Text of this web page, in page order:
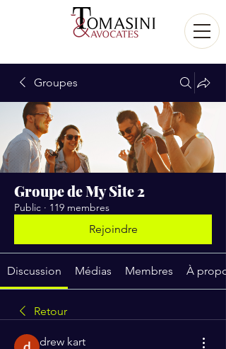
Groupes
Groupe de My Site 2
Public · 119 membres
Rejoindre
Discussion Médias Membres À
Retour
drew kart